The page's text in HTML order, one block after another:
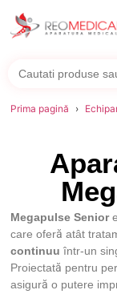
for:
Prima pagină
Megapulse Senior
care oferă atât
continuu într-un
Proiectată pentru
asigură o putere